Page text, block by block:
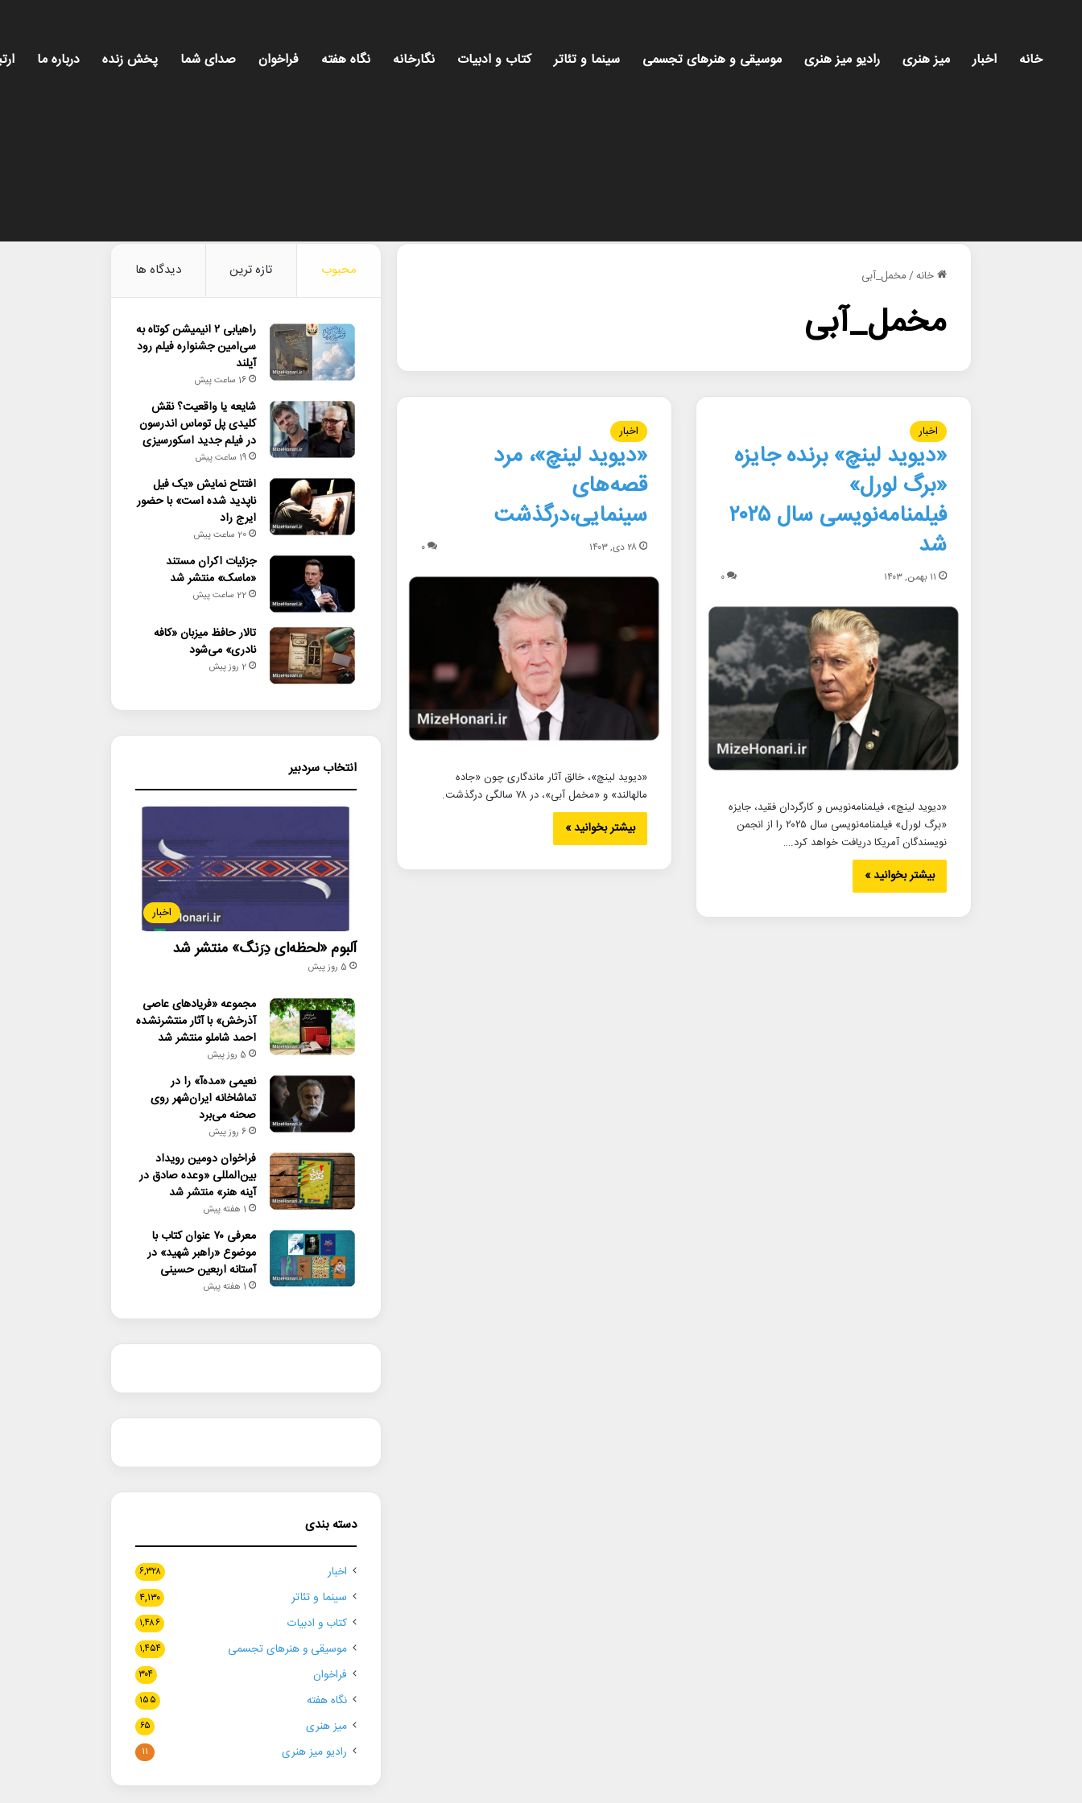
خانه اخبار میز هنری رادیو میز هنری موسیقی و هنرهای تجسمی سینما و تئاتر کتاب و ادبیات نگارخانه نگاه هفته فراخوان صدای شما پخش زنده درباره ما
خانه/مخمل_آبی
مخمل_آبی
اخبار
«دیوید لینچ» برنده جایزه
«برگ لورل»
فیلمنامه‌نویسی سال ۲۰۲۵
شد
۱۱ بهمن, ۱۴۰۳ ۰
«دیوید لینچ»، فیلمنامه‌نویس و کارگردان فقید، جایزه
«برگ لورل» فیلمنامه‌نویسی سال ۲۰۲۵ را از انجمن
نویسندگان آمریکا دریافت خواهد کرد.…
بیشتر بخوانید »
اخبار
«دیوید لینچ»، مرد
قصه‌های
سینمایی،درگذشت
۲۸ دی, ۱۴۰۳ ۰
«دیوید لینچ»، خالق آثار ماندگاری چون «جاده
مالهالند» و «مخمل آبی»، در ۷۸ سالگی درگذشت.
بیشتر بخوانید »
محبوب تازه ترین دیدگاه ها
راهیابی ۲ انیمیشن کوتاه به
سی‌امین جشنواره فیلم رود
آیلند
16 ساعت پیش
شایعه یا واقعیت؟ نقش
کلیدی پل توماس اندرسون
در فیلم جدید اسکورسیزی
19 ساعت پیش
افتتاح نمایش «یک فیل
ناپدید شده است» با حضور
ایرج راد
20 ساعت پیش
جزئیات اکران مستند
«ماسک» منتشر شد
22 ساعت پیش
تالار حافظ میزبان «کافه
نادری» می‌شود
2 روز پیش
انتخاب سردبیر
اخبار
آلبوم «لحظه‌ای دِرَنگ» منتشر شد
5 روز پیش
مجموعه «فریادهای عاصی
آذرخش» با آثار منتشرنشده
احمد شاملو منتشر شد
5 روز پیش
نعیمی «مده‌آ» را در
تماشاخانه ایران‌شهر روی
صحنه می‌برد
6 روز پیش
فراخوان دومین رویداد
بین‌المللی «وعده صادق در
آینه هنر» منتشر شد
1 هفته پیش
معرفی ۷۰ عنوان کتاب با
موضوع «راهبر شهید» در
آستانه اربعین حسینی
1 هفته پیش
دسته بندی
اخبار ۶,۳۲۸
سینما و تئاتر ۴,۱۳۰
کتاب و ادبیات ۱,۴۸۶
موسیقی و هنرهای تجسمی ۱,۴۵۴
فراخوان ۳۰۴
نگاه هفته ۱۵۵
میز هنری ۶۵
رادیو میز هنری ۱۱